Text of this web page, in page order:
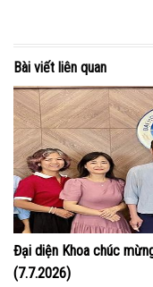
Bài viết liên quan
Đại diện Khoa chúc
(7.7.2026)